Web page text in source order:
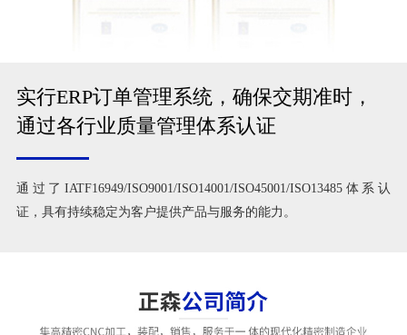
实行ERP订单管理系统，确保交期准时，
通过各行业质量管理体系认证
通过了IATF16949/ISO9001/ISO14001/ISO45001/ISO13485体系认
证，具有持续稳定为客户提供产品与服务的能力。